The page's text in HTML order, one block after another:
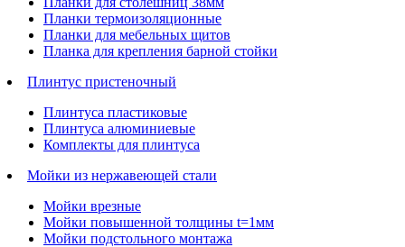
Планки термоизоляционные
Планки для мебельных щитов
Планка для крепления барной стойки
Плинтус пристеночный
Плинтуса пластиковые
Плинтуса алюминиевые
Комплекты для плинтуса
Мойки из нержавеющей стали
Мойки врезные
Мойки повышенной толщины t=1мм
Мойки подстольного монтажа